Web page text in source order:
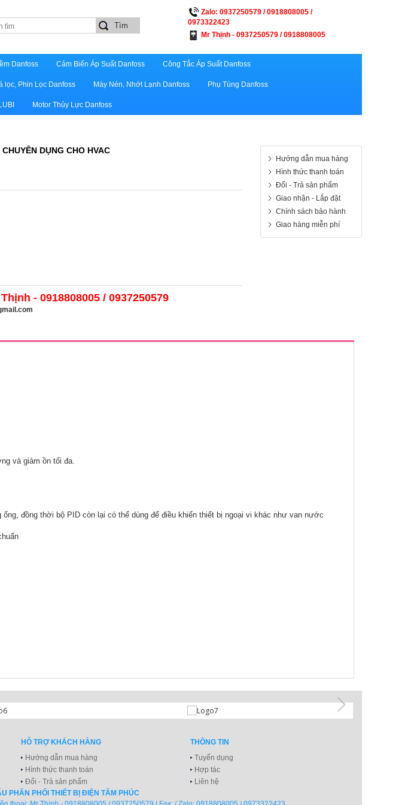
Zalo: 0937250579 / 0918808005 /
0973322423
Mr Thịnh - 0937250579 / 0918808005
Danfoss Cảm Biến Áp Suất Danfoss Công Tắc Áp Suất Danfoss
lọc, Phin Lọc Danfoss Máy Nén, Nhớt Lạnh Danfoss Phụ Tùng Danfoss
Motor Thủy Lực Danfoss
DỤNG CHO HVAC
- 0918808005 / 0937250579
Hướng dẫn mua hàng
Hình thức thanh toán
Đổi - Trả sản phẩm
Giao nhận - Lắp đặt
Chính sách bảo hành
Giao hàng miễn phí
và giảm ồn tối đa.
đồng thời bộ PID còn lại có thể dùng để điều khiển thiết bị ngoại vi khác như van nước
HỖ TRỢ KHÁCH HÀNG
Hướng dẫn mua hàng
Hình thức thanh toán
Đổi - Trả sản phẩm
THÔNG TIN
Tuyển dụng
Hợp tác
Liên hệ
PHÂN PHỐI THIẾT BỊ ĐIỆN TÂM PHÚC